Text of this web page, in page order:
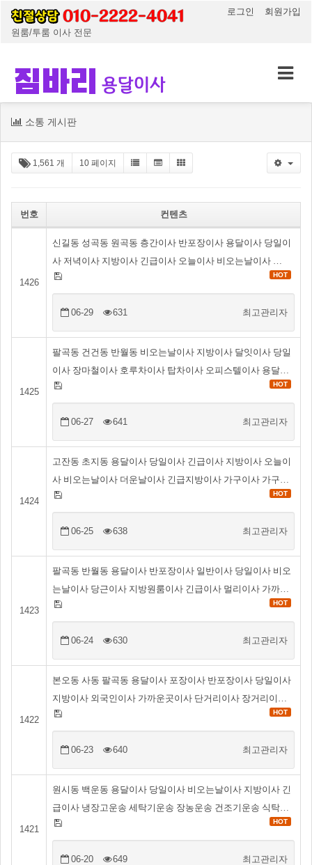
원룸/투룸 이사 전문
로그인 회원가입
소통 게시판목
1,561 개 10 페이지
번호 컨텐츠
1426
신길동 성곡동 원곡동 층간이사 반포장이사 용달이사 당일이
사 저녁이사 지방이사 긴급이사 오늘이사 비오는날이사 …
HOT
06-29 631 최고관리자
1425
팔곡동 건건동 반월동 비오는날이사 지방이사 달잇이사 당일
이사 장마철이사 호루차이사 탑차이사 오피스텔이사 용달…
HOT
06-27 641 최고관리자
1424
고잔동 초지동 용달이사 당일이사 긴급이사 지방이사 오늘이
사 비오는날이사 더운날이사 긴급지방이사 가구이사 가구…
HOT
06-25 638 최고관리자
1423
팔곡동 반월동 용달이사 반포장이사 일반이사 당일이사 비오
는날이사 당근이사 지방원룸이사 긴급이사 멀리이사 가까…
HOT
06-24 630 최고관리자
1422
본오동 사동 팔곡동 용달이사 포장이사 반포장이사 당일이사
지방이사 외국인이사 가까운곳이사 단거리이사 장거리이…
HOT
06-23 640 최고관리자
1421
원시동 백운동 용달이사 당일이사 비오는날이사 지방이사 긴
급이사 냉장고운송 세탁기운송 장농운송 건조기운송 식탁…
HOT
06-20 649 최고관리자